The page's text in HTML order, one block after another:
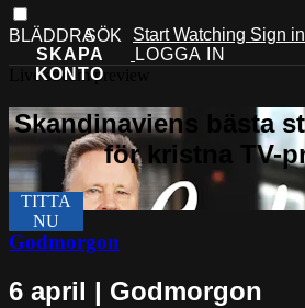
Start Watching Sign in
Live stream preview
Godmorgon
6 april | Godmorgon